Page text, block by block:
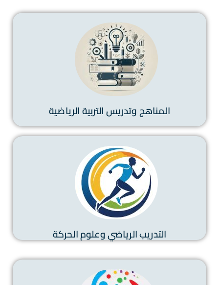
المناهج وتدريس التربية الرياضية
التدريب الرياضي وعلوم الحركة